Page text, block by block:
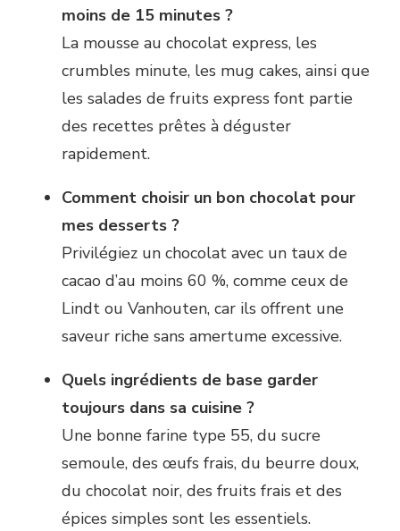
moins de 15 minutes ?
La mousse au chocolat express, les
crumbles minute, les mug cakes, ainsi que
les salades de fruits express font partie
des recettes prêtes à déguster
rapidement.
Comment choisir un bon chocolat pour
mes desserts ?
Privilégiez un chocolat avec un taux de
cacao d’au moins 60 %, comme ceux de
Lindt ou Vanhouten, car ils offrent une
saveur riche sans amertume excessive.
Quels ingrédients de base garder
toujours dans sa cuisine ?
Une bonne farine type 55, du sucre
semoule, des œufs frais, du beurre doux,
du chocolat noir, des fruits frais et des
épices simples sont les essentiels.